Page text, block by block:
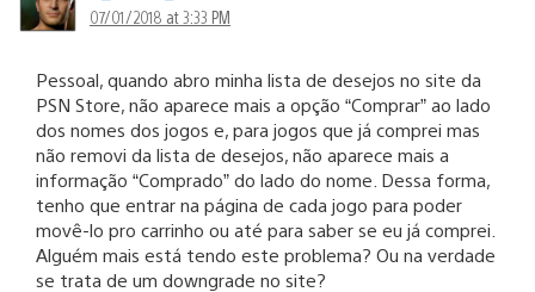
07/01/2018 at 3:33 PM
Pessoal, quando abro minha lista de desejos no site da
PSN Store, não aparece mais a opção “Comprar” ao lado
dos nomes dos jogos e, para jogos que já comprei mas
não removi da lista de desejos, não aparece mais a
informação “Comprado” do lado do nome. Dessa forma,
tenho que entrar na página de cada jogo para poder
movê-lo pro carrinho ou até para saber se eu já comprei.
Alguém mais está tendo este problema? Ou na verdade
se trata de um downgrade no site?